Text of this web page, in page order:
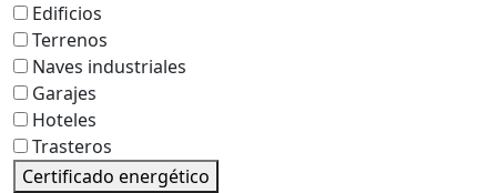
Edificios
Terrenos
Naves industriales
Garajes
Hoteles
Trasteros
Certificado energético